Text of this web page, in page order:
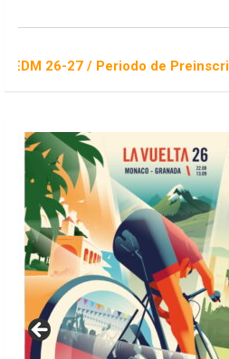
de Preinscripciones del